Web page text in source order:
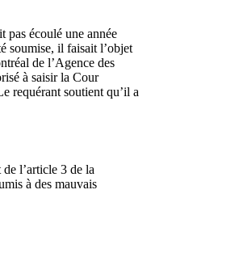
pas écoulé une année
soumise, il faisait l’objet
de l’Agence des
à saisir la Cour
requérant soutient qu’il a
l’article 3 de la
à des mauvais